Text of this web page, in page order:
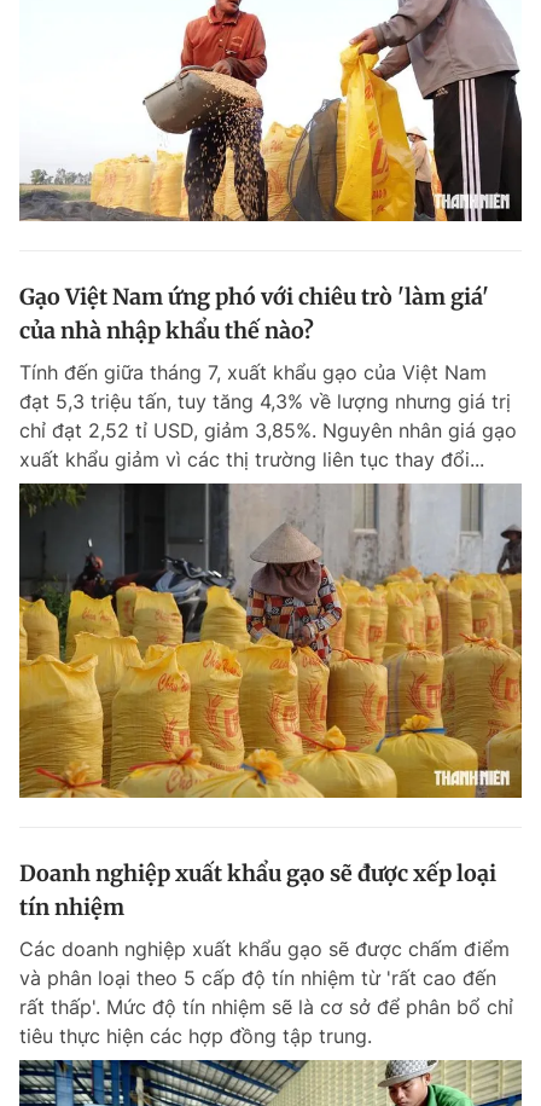
0906 645 777
Liên hệ quảng cáo
0908 780 404
Đặt báo Quảng cáo RSS Tòa soạn Chính sách bảo
Phó tổng biên tập thường trực: Hải Thành
Phó tổng biên tập: Lâm Hiếu Dũng
Phó tổng biên tập: Trần Việt Hưng
Tổng thư ký tòa soạn: Đức Trung
Giấy phép xuất bản số 110/GP - BTTTT cấp ngày 24.3.2020
© 2003-2026 Bản quyền thuộc về Báo Thanh Niên. Cấm sao chép
dưới mọi hình thức nếu không có sự chấp thuận bằng văn bản.
Phát triển bởi ePi Technologies, JSC.
Gạo Việt Nam ứng phó với chiêu trò 'làm giá'
của nhà nhập khẩu thế nào?
Tính đến giữa tháng 7, xuất khẩu gạo của Việt Nam
đạt 5,3 triệu tấn, tuy tăng 4,3% về lượng nhưng giá trị
chỉ đạt 2,52 tỉ USD, giảm 3,85%. Nguyên nhân giá gạo
xuất khẩu giảm vì các thị trường liên tục thay đổi...
Doanh nghiệp xuất khẩu gạo sẽ được xếp loại
tín nhiệm
Các doanh nghiệp xuất khẩu gạo sẽ được chấm điểm
và phân loại theo 5 cấp độ tín nhiệm từ 'rất cao đến
rất thấp'. Mức độ tín nhiệm sẽ là cơ sở để phân bổ chỉ
tiêu thực hiện các hợp đồng tập trung.